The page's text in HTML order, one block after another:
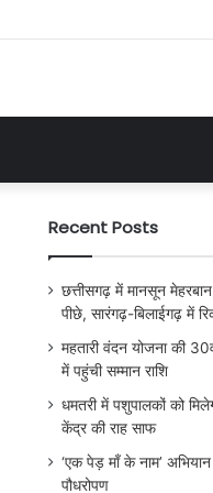
Recent Posts
छत्तीसगढ़ में मानसून
पीछे, सारंगढ़-बिलाईगढ़ में
महतारी वंदन योजना की
में पहुंची सम्मान राशि
धमतरी में पशुपालकों को
केंद्र की राह साफ
‘एक पेड़ माँ के नाम’
पौधरोपण